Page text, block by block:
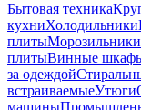
Бытовая техника
кухниХолодильники
плитыМорозильники
плитыВинные
за одеждой
встраиваемыеУтюги
машины